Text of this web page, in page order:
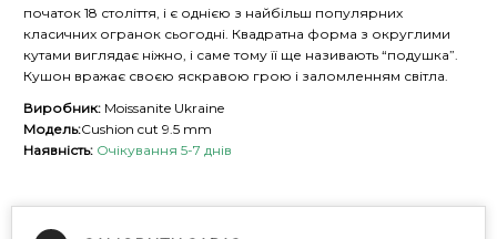
початок 18 століття, і є однією з найбільш популярних
класичних огранок сьогодні. Квадратна форма з округлими
кутами виглядає ніжно, і саме тому її ще називають “подушка”.
Кушон вражає своєю яскравою грою і заломленням світла.
Виробник: Moissanite Ukraine
Модель:Cushion cut 9.5 mm
Наявність: Очікування 5-7 днів